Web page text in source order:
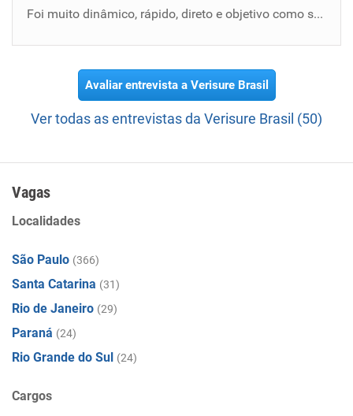
Foi muito dinâmico, rápido, direto e objetivo como se teve ser, sem perder tempo. Estou no aguado da posição da empresa.
Avaliar entrevista a Verisure Brasil
Ver todas as entrevistas da Verisure Brasil (50)
Vagas
Localidades
São Paulo (366)
Santa Catarina (31)
Rio de Janeiro (29)
Paraná (24)
Rio Grande do Sul (24)
Cargos